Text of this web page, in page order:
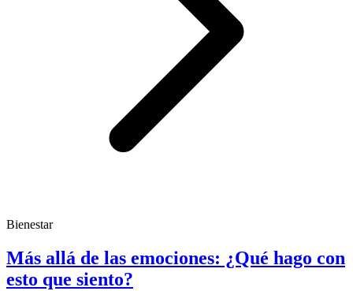
Bienestar
Más allá de las emociones: ¿Qué hago con
esto que siento?